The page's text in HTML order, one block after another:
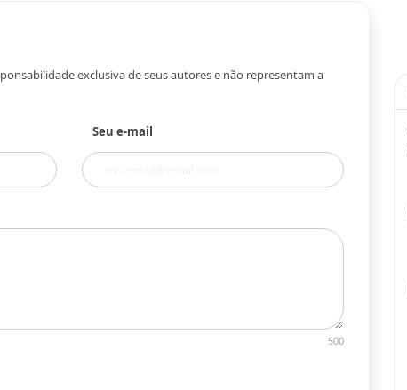
exclusiva de seus autores e não representam a
Seu e-mail
500